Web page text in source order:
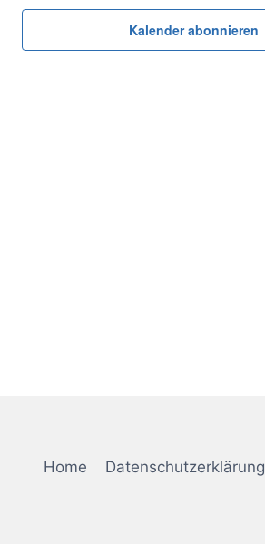
2025
Kalender abonnieren
Home Datenschutzerklärung